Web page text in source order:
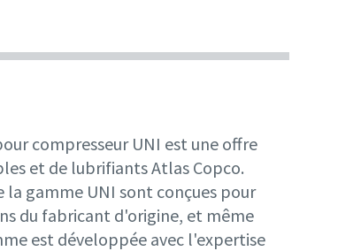
compresseur UNI est une offre
et de lubrifiants Atlas Copco.
la gamme UNI sont conçues pour
du fabricant d'origine, et même
est développée avec l'expertise